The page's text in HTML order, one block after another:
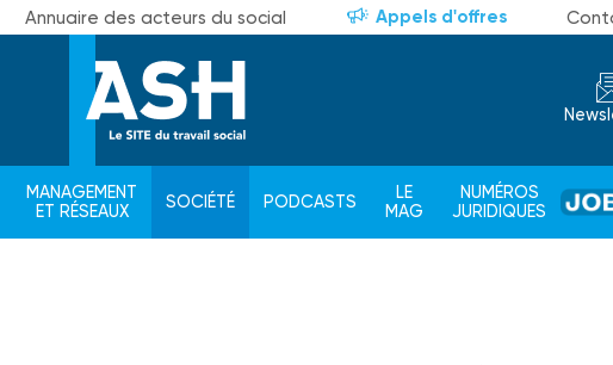
Annuaire des acteurs du social Appels d'offres
MANAGEMENT
ET RÉSEAUX
SOCIÉTÉ PODCASTS
LE
MAG
NUMÉROS
JURIDIQUES
JOB